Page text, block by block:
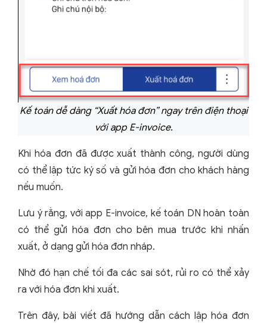
Kế toán dễ dàng “Xuất hóa đơn” ngay trên điện thoại
với app E-invoice.
Khi hóa đơn đã được xuất thành công, người dùng
có thể lập tức ký số và gửi hóa đơn cho khách hàng
nếu muốn.
Lưu ý rằng, với app E-invoice, kế toán DN hoàn toàn
có thể gửi hóa đơn cho bên mua trước khi nhấn
xuất, ở dạng gửi hóa đơn nháp.
Nhờ đó hạn chế tối đa các sai sót, rủi ro có thể xảy
ra với hóa đơn khi xuất.
Trên đây, bài viết đã hướng dẫn cách lập hóa đơn